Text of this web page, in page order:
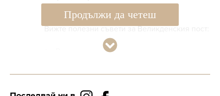
Вижте полезни съвети за Великденския пост:
Включете в храненето си пресните
дневно;
Продължи да четеш